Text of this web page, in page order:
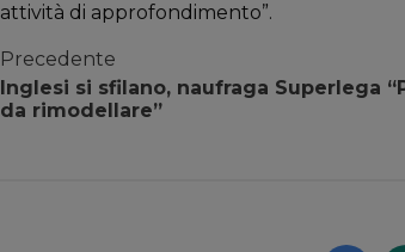
attività di approfondimento”.
Precedente
Inglesi si sfilano, naufraga Superlega
da rimodellare”